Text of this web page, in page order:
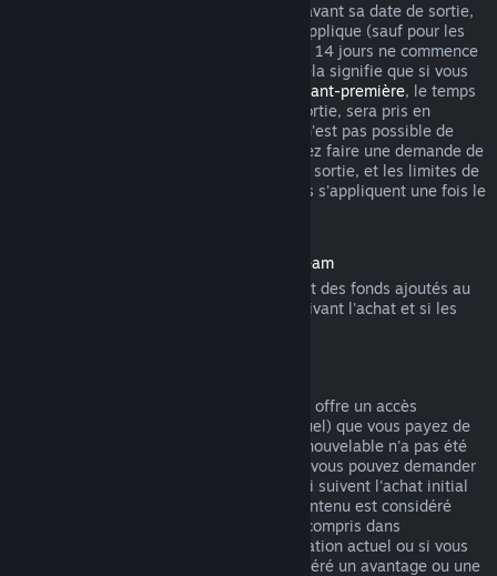
Lorsque vous achetez un titre sur Steam avant sa date de sortie,
la limite habituelle de 2 heures de jeu s'applique (sauf pour les
périodes de test bêta), mais la période de 14 jours ne commence
qu'à partir de la date de sortie du titre. Cela signifie que si vous
avant-première, le temps
de jeu total, y compris avant la date de sortie, sera pris en
compte. Si vous préachetez un titre qu'il n'est pas possible de
lancer avant sa date de sortie, vous pouvez faire une demande de
remboursement n'importe quand avant sa sortie, et les limites de
14 jours ou de 2 heures de jeu habituelles s'appliquent une fois le
Remboursements sur le portemonnaie Steam
Vous pouvez demander un remboursement des fonds ajoutés au
portemonnaie Steam dans les 14 jours suivant l'achat et si les
Pour certains contenus et services, Steam offre un accès
périodique (par exemple mensuel ou annuel) que vous payez de
manière récurrente. Si un abonnement renouvelable n'a pas été
utilisé au cours d'un cycle de facturation, vous pouvez demander
un remboursement dans les 48 heures qui suivent l'achat initial
ou un renouvellement automatique. Le contenu est considéré
comme utilisé si vous avez joué à un jeu compris dans
l'abonnement au cours du cycle de facturation actuel ou si vous
avez utilisé, consommé, modifié ou transféré un avantage ou une